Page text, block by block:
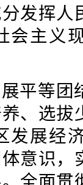
发挥人
会主义
平等团
、选拔
发展经
意识，